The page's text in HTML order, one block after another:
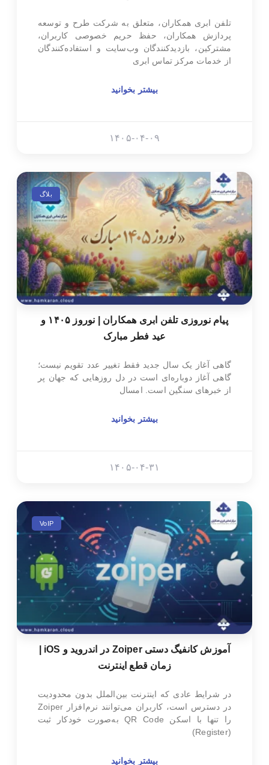
تلفن ابری همکاران، متعلق به شرکت طرح و توسعه
پردازش همکاران، حفظ حریم خصوصی کاربران،
مشترکین، بازدیدکنندگان وب‌سایت و استفاده‌کنندگان
از خدمات مرکز تماس ابری
بیشتر بخوانید
۱۴۰۵-۰۴-۰۹
بلاگ
پیام نوروزی تلفن ابری همکاران | نوروز ۱۴۰۵ و
عید فطر مبارک
گاهی آغاز یک سال جدید فقط تغییر عدد تقویم نیست؛
گاهی آغاز دوباره‌ای است در دل روزهایی که جهان پر
از خبرهای سنگین است. امسال
بیشتر بخوانید
۱۴۰۵-۰۴-۳۱
VoIP
آموزش کانفیگ دستی Zoiper در اندروید و iOS |
زمان قطع اینترنت
در شرایط عادی که اینترنت بین‌الملل بدون محدودیت
در دسترس است، کاربران می‌توانند نرم‌افزار Zoiper
را تنها با اسکن QR Code به‌صورت خودکار ثبت
بیشتر بخوانید